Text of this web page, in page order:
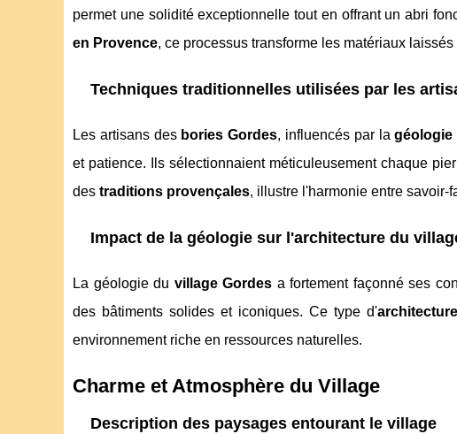
permet une solidité exceptionnelle tout en offrant un abri
en Provence, ce processus transforme les matériaux
Techniques traditionnelles utilisées par les
Les artisans des bories Gordes, influencés par lagéologie
et patience. Ils sélectionnaient méticuleusement chaque
des traditions provençales, illustre l'harmonie entre savoir-
Impact de la géologie sur l'architecture du
La géologie du village Gordes a fortement façonné ses
des bâtiments solides et iconiques. Ce type d'
environnement riche en ressources naturelles.
Charme et Atmosphère du Village
Description des paysages entourant le village